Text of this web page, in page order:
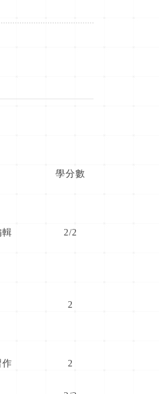
學分數
輯 2/2
2
作 2